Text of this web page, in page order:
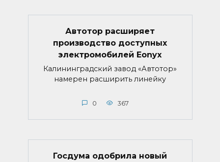
Автотор расширяет
производство доступных
электромобилей Eonyx
Калининградский завод «Автотор»
намерен расширить линейку
0 367
Госдума одобрила новый